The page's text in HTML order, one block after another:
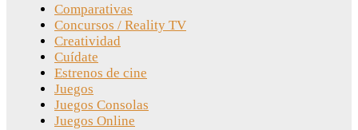
Comparativas
Concursos / Reality TV
Creatividad
Cuídate
Estrenos de cine
Juegos
Juegos Consolas
Juegos Online